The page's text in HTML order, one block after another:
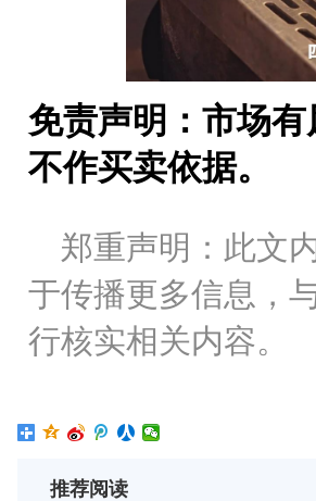
免责声明：市场
不作买卖依据。
郑重声明：此文
于传播更多信息，
行核实相关内容。
推荐阅读